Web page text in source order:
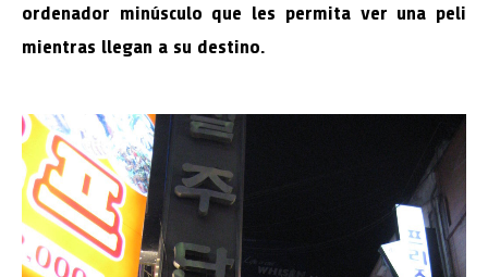
ordenador minúsculo que les permita ver una peli
mientras llegan a su destino.